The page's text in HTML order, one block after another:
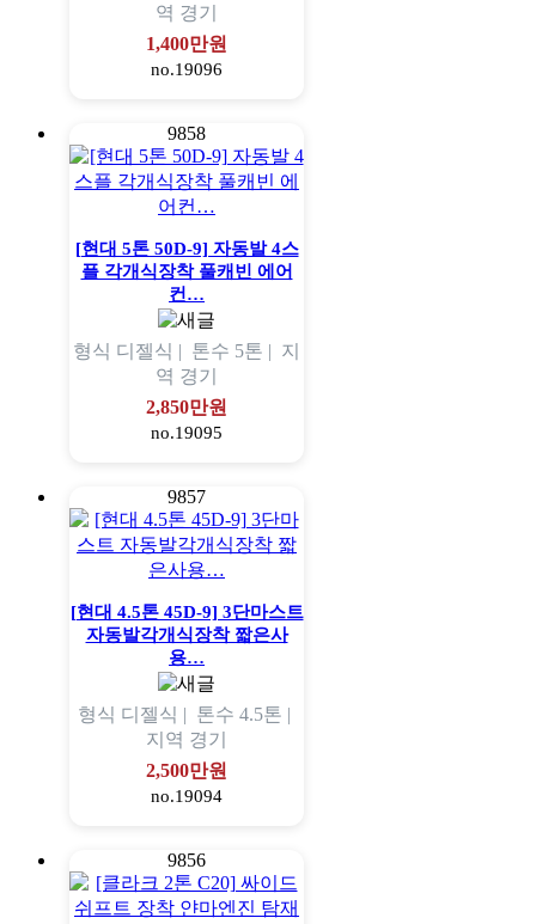
역 경기
1,400만원
no.19096
9858
[현대 5톤 50D-9] 자동발 4스
플 각개식장착 풀캐빈 에어
컨…
형식 디젤식 | 톤수 5톤 | 지
역 경기
2,850만원
no.19095
9857
[현대 4.5톤 45D-9] 3단마스트
자동발각개식장착 짧은사
용…
형식 디젤식 | 톤수 4.5톤 |
지역 경기
2,500만원
no.19094
9856